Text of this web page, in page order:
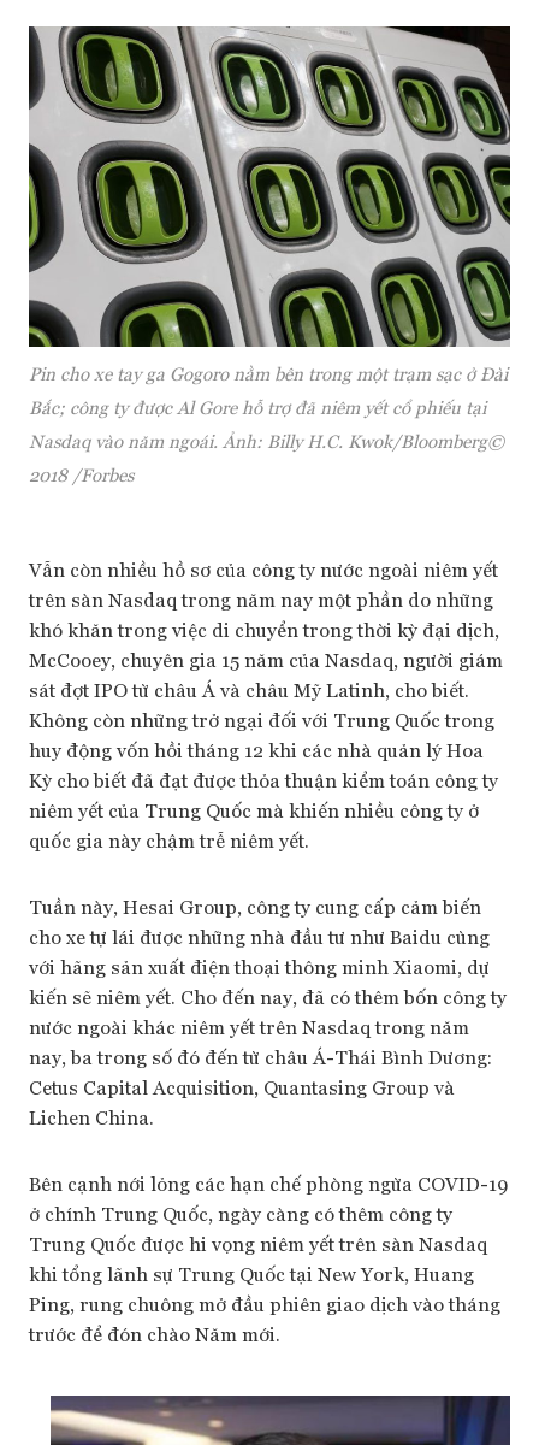
Pin cho xe tay ga Gogoro nằm bên trong một trạm sạc ở Đài
Bắc; công ty được Al Gore hỗ trợ đã niêm yết cổ phiếu tại
Nasdaq vào năm ngoái. Ảnh: Billy H.C. Kwok/Bloomberg©
2018 /Forbes
Vẫn còn nhiều hồ sơ của công ty nước ngoài niêm yết
trên sàn Nasdaq trong năm nay một phần do những
khó khăn trong việc di chuyển trong thời kỳ đại dịch,
McCooey, chuyên gia 15 năm của Nasdaq, người giám
sát đợt IPO từ châu Á và châu Mỹ Latinh, cho biết.
Không còn những trở ngại đối với Trung Quốc trong
huy động vốn hồi tháng 12 khi các nhà quản lý Hoa
Kỳ cho biết đã đạt được thỏa thuận kiểm toán công ty
niêm yết của Trung Quốc mà khiến nhiều công ty ở
quốc gia này chậm trễ niêm yết.
Tuần này, Hesai Group, công ty cung cấp cảm biến
cho xe tự lái được những nhà đầu tư như Baidu cùng
với hãng sản xuất điện thoại thông minh Xiaomi, dự
kiến sẽ niêm yết. Cho đến nay, đã có thêm bốn công ty
nước ngoài khác niêm yết trên Nasdaq trong năm
nay, ba trong số đó đến từ châu Á-Thái Bình Dương:
Cetus Capital Acquisition, Quantasing Group và
Lichen China.
Bên cạnh nới lỏng các hạn chế phòng ngừa COVID-19
ở chính Trung Quốc, ngày càng có thêm công ty
Trung Quốc được hi vọng niêm yết trên sàn Nasdaq
khi tổng lãnh sự Trung Quốc tại New York, Huang
Ping, rung chuông mở đầu phiên giao dịch vào tháng
trước để đón chào Năm mới.